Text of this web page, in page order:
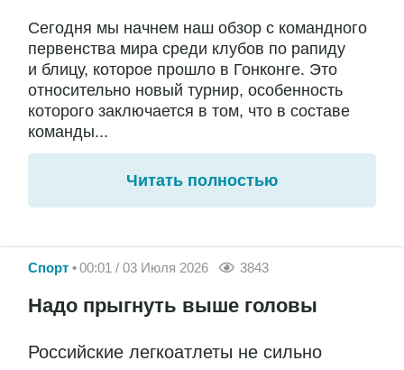
Сегодня мы начнем наш обзор с командного
первенства мира среди клубов по рапиду
и блицу, которое прошло в Гонконге. Это
относительно новый турнир, особенность
которого заключается в том, что в составе
команды...
Читать полностью
Спорт 00:01 / 03 Июля 2026 3843
Надо прыгнуть выше головы
Российские легкоатлеты не сильно